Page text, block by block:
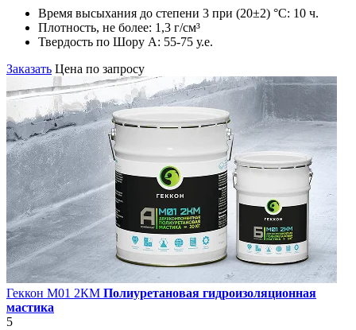
Время высыхания до степени 3 при (20±2) °С: 10 ч.
Плотность, не более: 1,3 г/см³
Твердость по Шору А: 55-75 у.е.
Заказать Цена по запросу
Геккон М01 2КМ Полиуретановая гидроизоляционная
мастика
5